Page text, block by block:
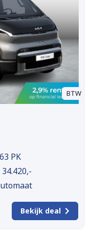
BTW
PK
34.420,-
Bekijk deal